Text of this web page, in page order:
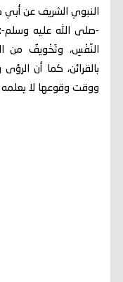
النبوي الشريف عن أبي
-صلى الله عليه وسلم-:
النّفْسِ، وتَخْويفٌ من
بالقرائن، كما أن
ووقت وقوعها لا يعلمه